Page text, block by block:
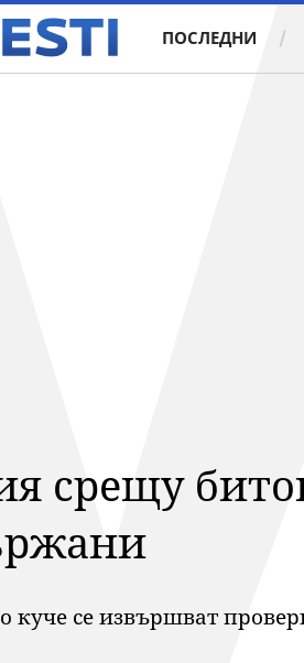
ПОСЛЕДНИ
срещу
куче се извършват